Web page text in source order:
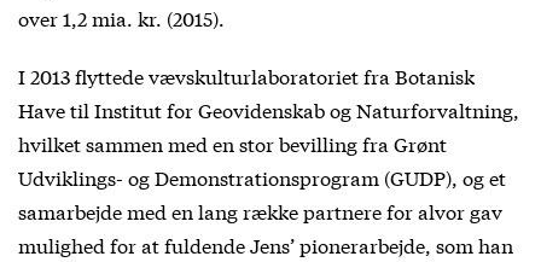
over 1,2 mia. kr. (2015).
I 2013 flyttede vævskulturlaboratoriet fra Botanisk
Have til Institut for Geovidenskab og Naturforvaltning,
hvilket sammen med en stor bevilling fra Grønt
Udviklings- og Demonstrationsprogram (GUDP), og et
samarbejde med en lang række partnere for alvor gav
mulighed for at fuldende Jens’ pionerarbejde, som han